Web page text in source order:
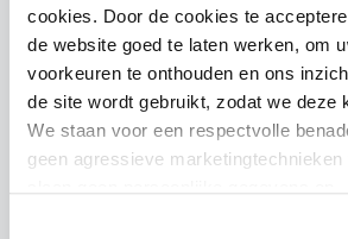
cookies. Door de cookies te
de website goed te laten werken, om
voorkeuren te onthouden en ons
de site wordt gebruikt, zodat we deze
We staan voor een respectvolle
geen agressieve marketingtechnieken
Film - onderwerp
Bert Haanstra